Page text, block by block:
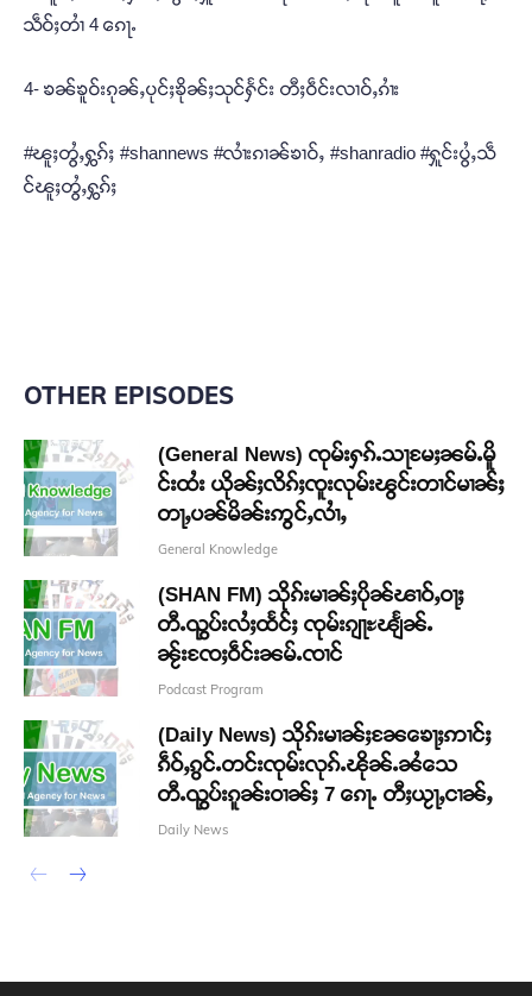
သဵဝ်ႈတၢႆ 4 ၵေႃႉ
4- ၶၼ်ၶူဝ်းၵုၼ်ႇပုင်ႈၶိုၼ်ႈသုင်ႁႅင်း တီႈဝဵင်းလၢဝ်ႇၵၢႆး
#ၽူႈတွႆႇႁွၵ်ႈ #shannews #လၢႆးၵၢၼ်ၶၢဝ်ႇ #shanradio #ႁူင်းပွႆႇသဵ
င်ၽူႈတွႆႇႁွၵ်ႈ
OTHER EPISODES
(General News) ၸုမ်းႁၵ်ႉသႃမႄႈၼမ်ႉမိူ
င်းထႆး ယိုၼ်ႈလိၵ်ႈၸူးလုမ်းၽွင်းတၢင်မၢၼ်ႈ
တႃႇပၼ်မိၼ်းဢွင်ႇလၢႆႇ
General Knowledge
(SHAN FM) သိုၵ်းမၢၼ်ႈပိုၼ်ၽၢဝ်ႇဝႃႈ
တီႉၺွပ်းလႆႈထႅင်ႈ ၸုမ်းၵျႃႊၽျႅၼ်ႉ
ၼႂ်းၸႄႈဝဵင်းၼမ်ႉၸၢင်
Podcast Program
(Daily News) သိုၵ်းမၢၼ်ႈၼႄၶေႃႈဢၢင်ႈ
ၵဵဝ်ႇၵွင်ႉတင်းၸုမ်းလုၵ်ႉၽိုၼ်ႉၼႆသေ
တီႉၺွပ်းၵူၼ်းဝၢၼ်ႈ 7 ၵေႃႉ တီႈယႂႃႇငၢၼ်ႇ
Daily News